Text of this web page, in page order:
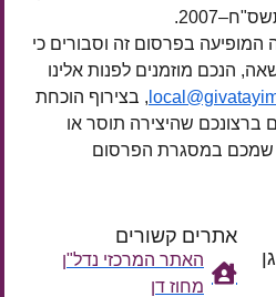
המופיעה בפרסום זה וסבורים כי
הנכם מוזמנים לפנות אלינו
, בצירוף הוכחת
ברצונכם שהיצירה תוסר או
שמכם במסגרת הפרסום
אתרים קשורים
האתר המרכזי נדל"ן
מחוז דן